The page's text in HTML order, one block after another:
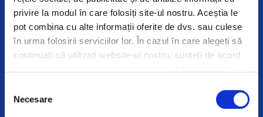
privire la modul în care folosiți site-ul nostru. Aceștia le
pot combina cu alte informații oferite de dvs. sau culese
în urma folosirii serviciilor lor. În cazul în care alegeți să
continuați să utilizați website-ul nostru, sunteți de acord
datele personale în
Politica noastră de confidențialitate.
consimțământului
Necesare
autentice, pe termen lung, bazate pe valori comune și
rezultate tangibile.